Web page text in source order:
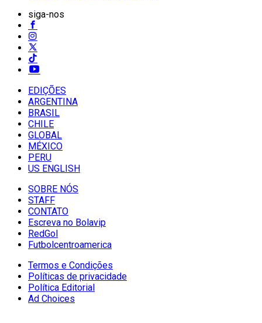
siga-nos
EDIÇÕES
ARGENTINA
BRASIL
CHILE
GLOBAL
MÉXICO
PERU
US ENGLISH
SOBRE NÓS
STAFF
CONTATO
Escreva no Bolavip
RedGol
Futbolcentroamerica
Termos e Condições
Políticas de privacidade
Política Editorial
Ad Choices